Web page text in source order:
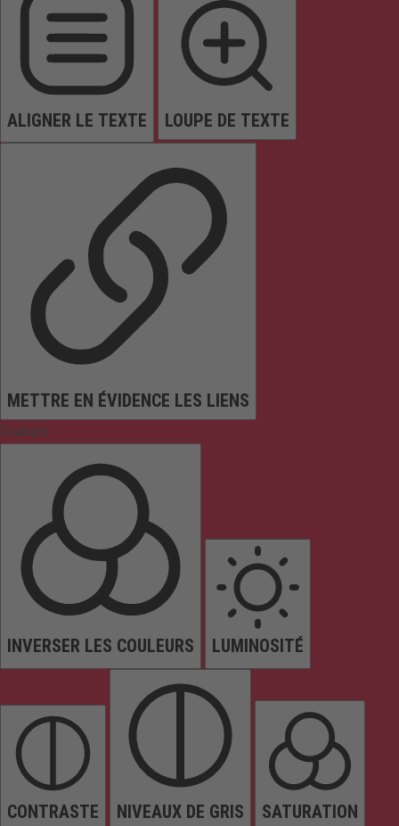
ALIGNER LE TEXTE LOUPE DE TEXTE
METTRE EN ÉVIDENCE LES LIENS
Couleurs
INVERSER LES COULEURS LUMINOSITÉ
CONTRASTE NIVEAUX DE GRIS SATURATION